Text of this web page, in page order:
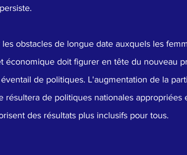
obstacles de longue date auxquels les
économique doit figurer en tête du nouveau
de politiques. L'augmentation de la
résultera de politiques nationales appropriées
des résultats plus inclusifs pour tous.